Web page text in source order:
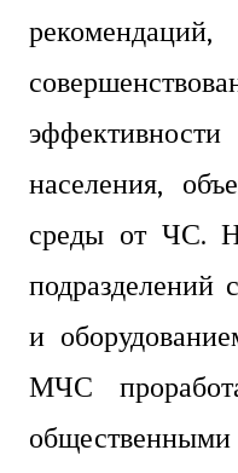
населения,
среды от ЧС.
подразделений
и
МЧС